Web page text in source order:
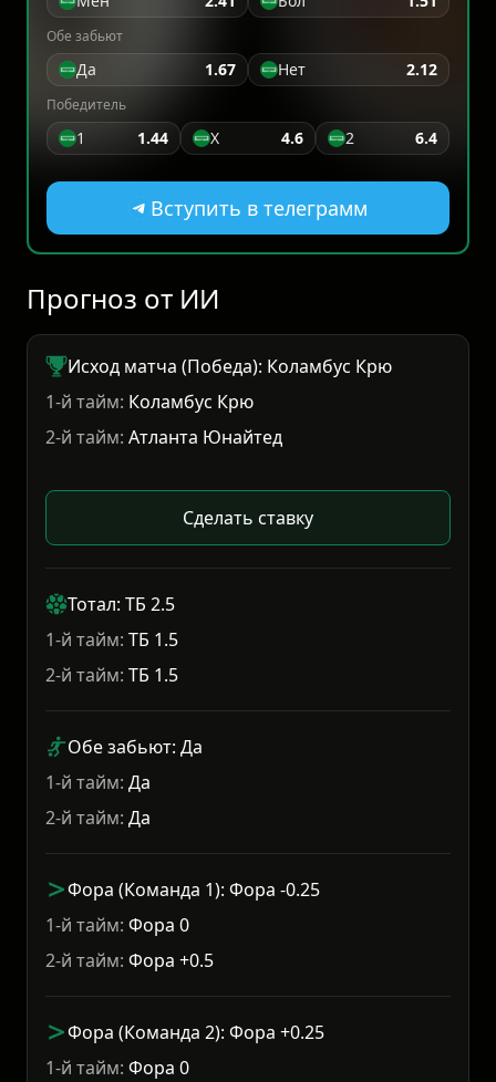
Обе забьют
Да 1.67 Нет 2.12
Победитель
1 1.44 X 4.6 2 6.4
Вступить в телеграмм
Прогноз от ИИ
Исход матча (Победа): Коламбус Крю
1-й тайм: Коламбус Крю
2-й тайм: Атланта Юнайтед
Сделать ставку
Тотал: ТБ 2.5
1-й тайм: ТБ 1.5
2-й тайм: ТБ 1.5
Обе забьют: Да
1-й тайм: Да
2-й тайм: Да
Фора (Команда 1): Фора -0.25
1-й тайм: Фора 0
2-й тайм: Фора +0.5
Фора (Команда 2): Фора +0.25
1-й тайм: Фора 0